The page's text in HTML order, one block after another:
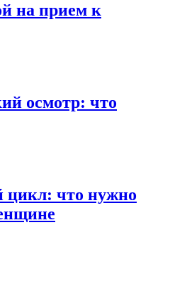
на прием к
осмотр: что
что нужно